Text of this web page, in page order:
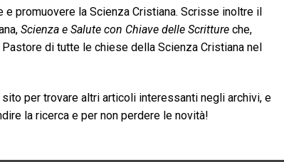
promuovere la Scienza Cristiana. Scrisse inoltre il
Scienza e Salute con Chiave delle Scritture che,
di tutte le chiese della Scienza Cristiana nel
per trovare altri articoli interessanti negli archivi, e
la ricerca e per non perdere le novità!